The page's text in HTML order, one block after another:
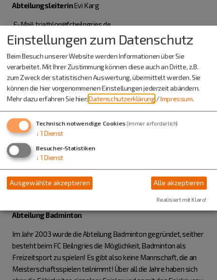
AbteilungsleiterinEvi Karg
E-Mail: triathlon@fcbeilngries.de
Abteilung Karate
Derzeit trainieren knapp 50 Kinder und fast 20 Jugendliche und
Erwachsene im Alter von 6-52 Jahren, zweimal in der Woche die
Techniken der japanischen Selbstverteidigung. Die 1990
gegründete Abteilung zeichnet sich seither durch großen
Trainingseifer und Leistungsbereitschaft aus und bis heute
Abteilungsleiter
E-Mail: karate@fcbeilngries.de
Abteilung Badminton
Im Jahr 2003 wurde die Abteilung Badminton gegründet, seither
besteht beim FC Beilngries die Möglichkeit, Badminton als
Freizeitsport zu spielen! Es gibt also keine Mannschaft, die an
Meisterschaftsspielen teilnimmt! Über all die Jahre haben sich
Einstellungen zum Datenschutz
Beim Besuch unserer Website werden Informationen über Sie
verarbeitet. Mit Ihrer Zustimmung können diese auch an Dritte, z.B.
zum Zweck der statistischen Auswertung, übermittelt werden. Sie
können die hier vorgenommenen Einstellungen jederzeit abändern.
Mehr dazu erfahren Sie hier:Datenschutzerklärung /Impressum.
Technisch notwendige Cookies (immer erforderlich)
↓ 1 Dienst
Besucher-Statistiken
↓ 1 Dienst
Ausgewählte akzeptieren Alle akzeptieren
Realisiert mit Klaro!